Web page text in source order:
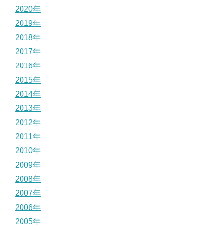
2020年
2019年
2018年
2017年
2016年
2015年
2014年
2013年
2012年
2011年
2010年
2009年
2008年
2007年
2006年
2005年